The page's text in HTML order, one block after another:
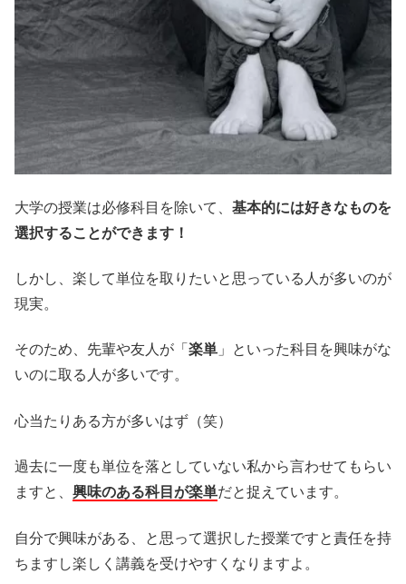
大学の授業は必修科目を除いて、 基本的には好きなものを
選択することができます！
しかし、楽して単位を取りたいと思っている人が多いのが
現実。
そのため、先輩や友人が「 楽単 」といった科目を興味がな
いのに取る人が多いです。
心当たりある方が多いはず（笑）
過去に一度も単位を落としていない私から言わせてもらい
ますと、 興味のある科目が楽単だと捉えています。
自分で興味がある、と思って選択した授業ですと責任を持
ちますし楽しく講義を受けやすくなりますよ。